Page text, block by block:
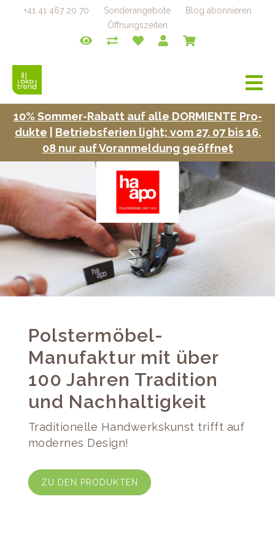
+41 41 467 20 70 Sonderangebote
Blog abonnieren
Öffnungszeiten
a
v
i
n
10% Som­mer-Rabatt auf alle DORMIENTE Pro­
duk­te
Betrieb­s­fe­rien light; vom 27. 07 bis 16.
08 nur auf Voran­mel­dung geöffnet
Polstermöbel-
Manufaktur mit über
100 Jahren Tradition
und Nachhaltigkeit
Traditionelle Handwerkskunst trifft auf
modernes Design!
ZU DEN PRODUKTEN